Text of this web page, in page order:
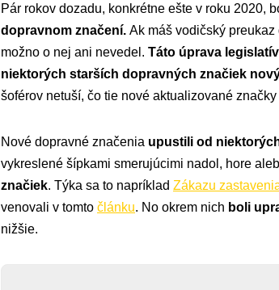
Pár rokov dozadu, konkrétne ešte v roku 2020,
dopravnom značení. Ak máš vodičský
možno o nej ani nevedel. Táto úprava
niektorých starších dopravných značiek
šoférov netuší, čo tie nové aktualizované
Nové dopravné značenia upustili od
vykreslené šípkami smerujúcimi nadol, hore
značiek. Týka sa to napríklad Zákazu
venovali v tomto článku. No okrem nich boli
nižšie.